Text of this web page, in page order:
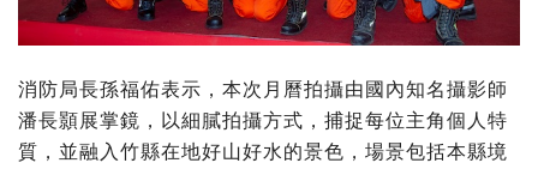
消防局長孫福佑表示，本次月曆拍攝由國內知名攝影師
潘長顥展掌鏡，以細膩拍攝方式，捕捉每位主角個人特
質，並融入竹縣在地好山好水的景色，場景包括本縣境